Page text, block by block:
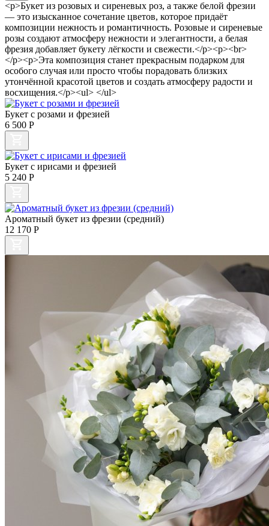
<p>Букет из розовых и сиреневых роз, а также белой фрезии
— это изысканное сочетание цветов, которое придаёт
композиции нежность и романтичность. Розовые и сиреневые
розы создают атмосферу нежности и элегантности, а белая
фрезия добавляет букету лёгкости и свежести.</p><p><br>
</p><p>Эта композиция станет прекрасным подарком для
особого случая или просто чтобы порадовать близких
утончённой красотой цветов и создать атмосферу радости и
восхищения.</p><ul> </ul>
Букет с розами и фрезией
6 500 Р
Букет с ирисами и фрезией
5 240 Р
Ароматный букет из фрезии (средний)
12 170 Р